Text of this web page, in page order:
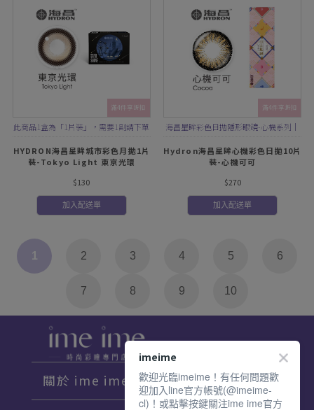
滿4件享折扣
此商品1盒為「1片裝」，需要1副請下單
2盒
HYDRON海昌星眸城市彩色月拋1片
裝-Tokyo Light 東京光環
$130
加入配送單
滿4件享折扣
海昌星眸彩色日拋隱形眼鏡-心機系列｜
深色邊框，營造自然無辜放大感
Hydron海昌星眸心機彩色日拋10片
裝-心機可可
$270
加入配送單
1 2 3 4 5 6
7 8 9 10
關於 ime ime
imeime
歡迎光臨imeime！有任何問題歡
迎加入line官方帳號(@imeime-
cl)！或點擊按鍵關注ime ime官方